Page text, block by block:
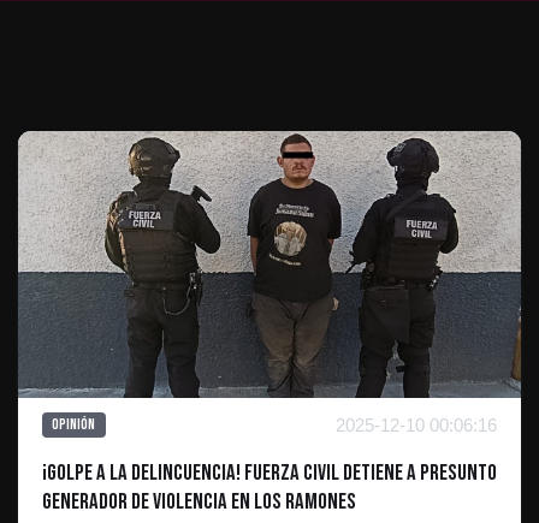
Opinión 2025-12-10 00:06:16
¡Golpe a la Delincuencia! Fuerza Civil Detiene a Presunto
Generador de Violencia en Los Ramones